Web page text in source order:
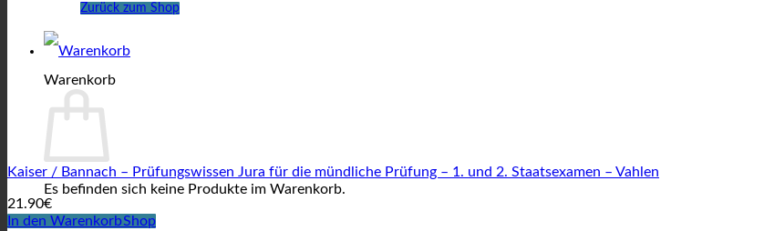
Zurück zum Shop
Warenkorb
Es befinden sich keine Produkte im Warenkorb.
Zurück zum Shop
Kaiser / Bannach – Prüfungswissen Jura für die mündliche Prüfung – 1. und 2. Staatsexamen – Vahlen
21.90€
In den Warenkorb